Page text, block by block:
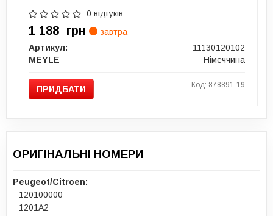
0 відгуків
1 188 грн
завтра
Артикул:
11130120102
MEYLE
Німеччина
ПРИДБАТИ Код: 878891-19
ОРИГІНАЛЬНІ НОМЕРИ
Peugeot/Citroen:
120100000
1201A2